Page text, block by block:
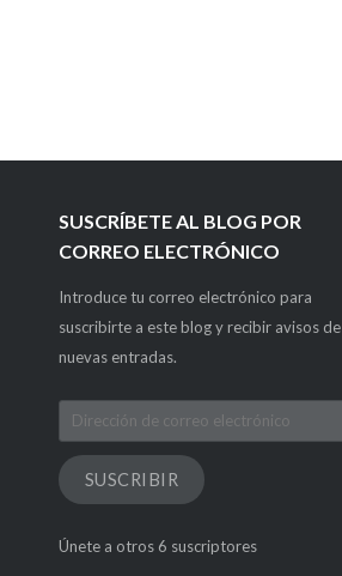
SUSCRÍBETE AL BLOG POR
CORREO ELECTRÓNICO
Introduce tu correo electrónico para
suscribirte a este blog y recibir avisos de
nuevas entradas.
Dirección
de
correo
electrónico
SUSCRIBIR
Únete a otros 6 suscriptores